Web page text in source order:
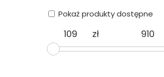
Pokaż produkty dostępne
zł